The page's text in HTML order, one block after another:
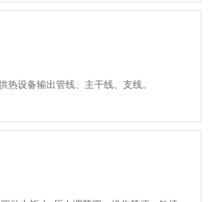
设备输出管线、主干线、支线。